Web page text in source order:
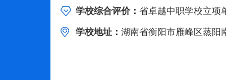
学校综合评价： 省卓越中职学校立项
学校地址： 湖南省衡阳市雁峰区蒸阳